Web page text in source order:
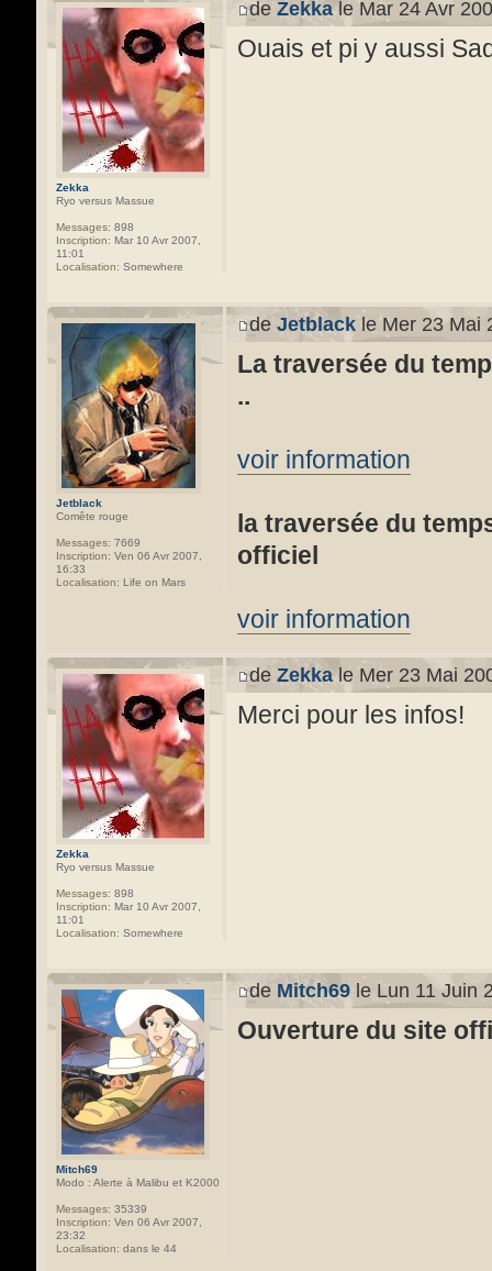
Zekka
Ryo versus Massue
Messages: 898
Inscription: Mar 10 Avr 2007,
11:01
Localisation: Somewhere
deZekkale Mar 24 Avr
Ouais et pi y aussi
Jetblack
Comête rouge
Messages: 7669
Inscription: Ven 06 Avr 2007,
16:33
Localisation: Life on Mars
deJetblack le Mer 23 Mai
La traversée du
..
voir information
la traversée du
officiel
voir information
Zekka
Ryo versus Massue
Messages: 898
Inscription: Mar 10 Avr 2007,
11:01
Localisation: Somewhere
deZekkale Mer 23 Mai
Merci pour les infos!
Mitch69
Modo : Alerte à Malibu et K2000
Messages: 35339
Inscription: Ven 06 Avr 2007,
23:32
Localisation: dans le 44
deMitch69 le Lun 11 Juin
Ouverture du site